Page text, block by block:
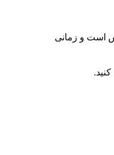
است و زمانی